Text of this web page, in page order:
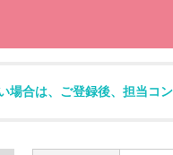
場合は、ご登録後、担当コ